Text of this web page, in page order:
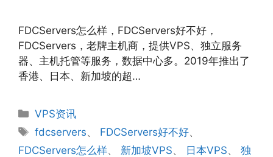
FDCServers怎么样，FDCServers好不好，
FDCServers，老牌主机商，提供VPS、独立服务
器、主机托管等服务，数据中心多。2019年推出了
香港、日本、新加坡的超…
分
类
VPS资讯
标
签
fdcservers、 FDCServers好不好、
FDCServers怎么样、 新加坡VPS、 日本VPS、 独